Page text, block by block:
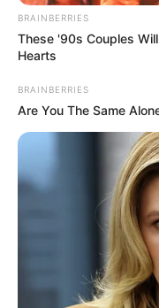
BRAINBERRIES
These '90s Couples
Hearts
BRAINBERRIES
Are You The Same